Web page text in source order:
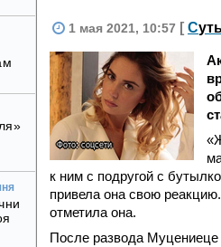
1 мая 2021, 10:57 [ С
Фото: соцсети
к ним с подругой с
привела она свою
отметила она.
После развода Муцениеце